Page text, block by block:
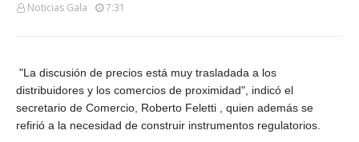
Noticias Gala 7:31
"La discusión de precios está muy trasladada a los
distribuidores y los comercios de proximidad", indicó el
secretario de Comercio, Roberto Feletti , quien además se
refirió a la necesidad de construir instrumentos regulatorios.